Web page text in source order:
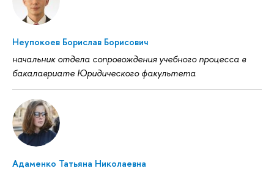
Неупокоев Борислав Борисович
начальник отдела сопровождения учебного процесса в
бакалавриате Юридического факультета
Адаменко Татьяна Николаевна